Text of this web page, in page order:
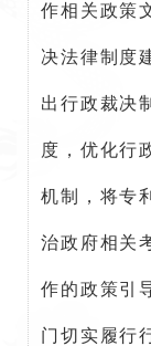
作相关政策
决法律制度
出行政裁决
度，优化行
机制，将专
治政府相关
作的政策引
门切实履行